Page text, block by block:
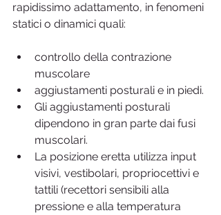
rapidissimo adattamento, in fenomeni
statici o dinamici quali:
controllo della contrazione
muscolare
aggiustamenti posturali e in piedi.
Gli aggiustamenti posturali
dipendono in gran parte dai fusi
muscolari.
La posizione eretta utilizza input
visivi, vestibolari, propriocettivi e
tattili (recettori sensibili alla
pressione e alla temperatura